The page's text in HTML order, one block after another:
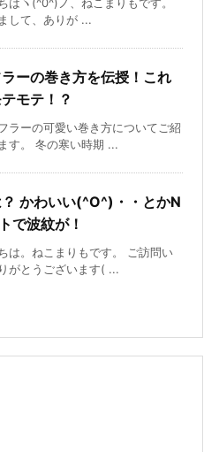
して、ありが ...
ーの巻き方を伝授！これ
モテ！？
ラーの可愛い巻き方についてご紹
す。 冬の寒い時期 ...
かわいい(^O^)・・とかN
で波紋が！
は。ねこまりもです。 ご訪問い
がとうございます( ...